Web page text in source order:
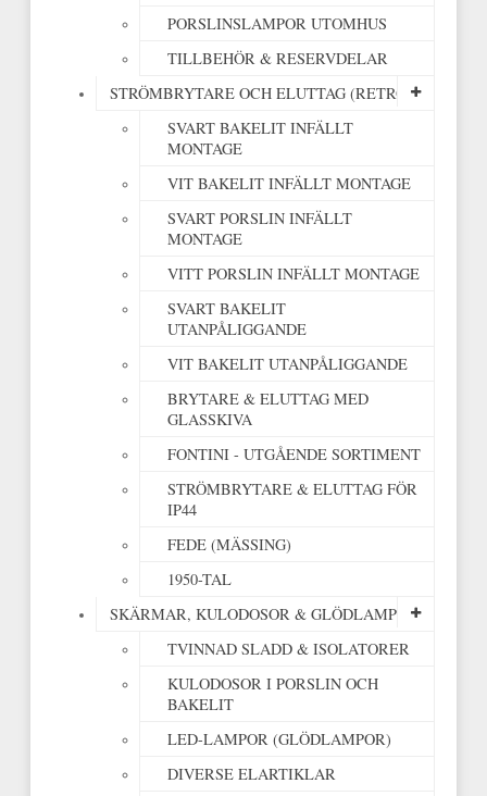
PORSLINSLAMPOR UTOMHUS
TILLBEHÖR & RESERVDELAR
STRÖMBRYTARE OCH ELUTTAG (RETRO)
SVART BAKELIT INFÄLLT
MONTAGE
VIT BAKELIT INFÄLLT MONTAGE
SVART PORSLIN INFÄLLT
MONTAGE
VITT PORSLIN INFÄLLT MONTAGE
SVART BAKELIT
UTANPÅLIGGANDE
VIT BAKELIT UTANPÅLIGGANDE
BRYTARE & ELUTTAG MED
GLASSKIVA
FONTINI - UTGÅENDE SORTIMENT
STRÖMBRYTARE & ELUTTAG FÖR
IP44
FEDE (MÄSSING)
1950-TAL
SKÄRMAR, KULODOSOR & GLÖDLAMPOR
TVINNAD SLADD & ISOLATORER
KULODOSOR I PORSLIN OCH
BAKELIT
LED-LAMPOR (GLÖDLAMPOR)
DIVERSE ELARTIKLAR